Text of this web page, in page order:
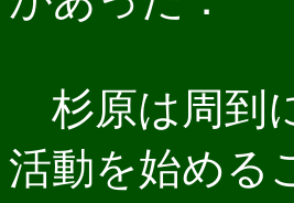
杉原は周到
活動を始める